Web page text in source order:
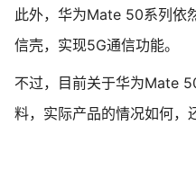
此外，华为Mate 50系列依
信壳，实现5G通信功能。
不过，目前关于华为Mate
料，实际产品的情况如何，